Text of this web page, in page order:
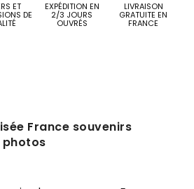
ET
DE
EXPÉDITION EN
2/3 JOURS
OUVRÉS
LIVRAISON
GRATUITE EN
FRANCE
France souvenirs